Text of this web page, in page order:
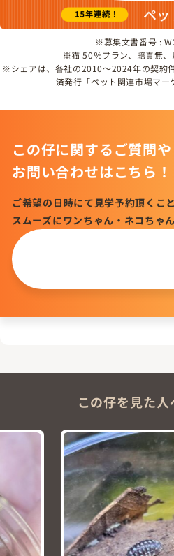
※募集文書番号 :
※猫 50％プラン、賠責無、
※シェアは、各社の2010～2024年の契約
済発行「ペット関連市場マー
この仔に関するご質問や
お問い合わせはこちら！
ご希望の日時にて見学予約頂くこ
スムーズにワンちゃん・ネコちゃ
この仔を見た